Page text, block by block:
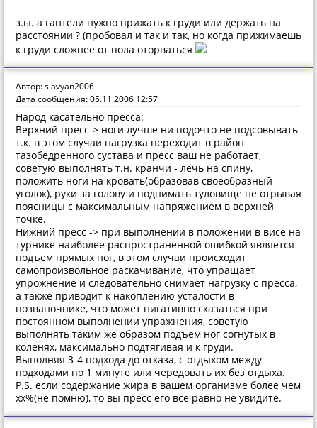
з.ы. а гантели нужно прижать к груди или держать на
расстоянии ? (пробовал и так и так, но когда прижимаешь
к груди сложнее от пола оторваться
Автор: slavyan2006
Дата сообщения: 05.11.2006 12:57
Народ касательно пресса:
Верхний пресс-> ноги лучше ни подочто не подсовывать
т.к. в этом случаи нагрузка переходит в район
тазобедренного сустава и пресс ваш не работает,
советую выполнять т.н. кранчи - лечь на спину,
положить ноги на кровать(образовав своеобразный
уголок), руки за голову и поднимать туловище не отрывая
поясницы с максимальным напряжением в верхней
точке.
Нижний пресс -> при выполнении в положении в висе на
турнике наиболее распространенной ошибкой является
подъем прямых ног, в этом случаи происходит
самопроизвольное раскачивание, что упращает
упрожнение и следовательно снимает нагрузку с пресса,
а также приводит к накоплению усталости в
позваночнике, что может нигативно сказаться при
постоянном выполнении упражнения, советую
выполнять таким же образом подъем ног согнутых в
коленях, максимально подтягивая и к груди.
Выполняя 3-4 подхода до отказа, с отдыхом между
подходами по 1 минуте или чередовать их без отдыха.
P.S. если содержание жира в вашем организме более чем
хх%(не помню), то вы пресс его всё равно не увидите.